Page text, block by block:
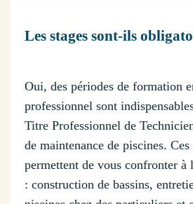
Les stages sont-ils
Oui, des périodes de formation
professionnel sont
Titre Professionnel de
de maintenance de piscines. Ces
permettent de vous confronter à
: construction de bassins,